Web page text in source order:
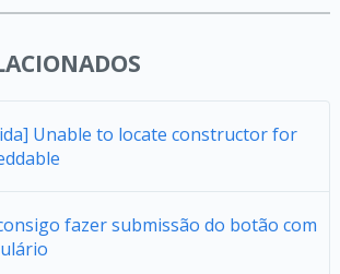
Unable to locate constructor for
fazer submissão do botão com